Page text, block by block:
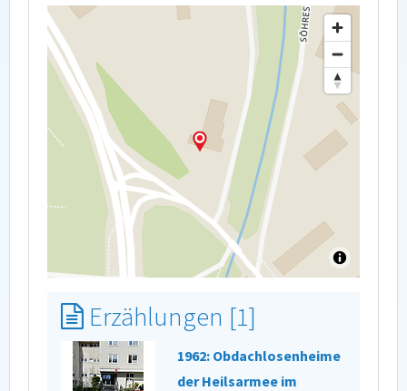
Erzählungen [1]
1962: Obdachlosenheime
der Heilsarmee im